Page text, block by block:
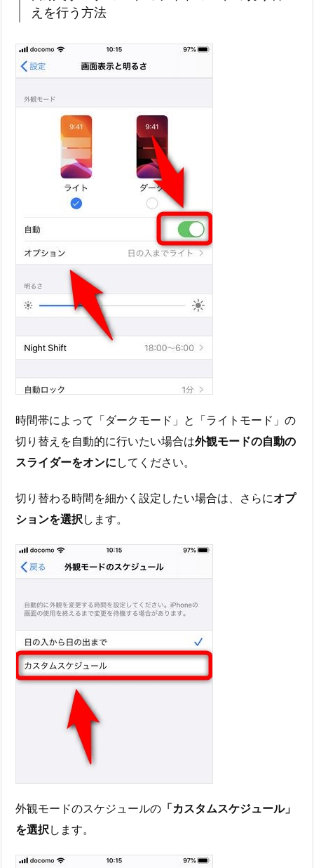
えを行う方法
時間帯によって「ダークモード」と「ライトモード」の
切り替えを自動的に行いたい場合は外観モードの自動の
スライダーをオンに してください。
切り替わる時間を細かく設定したい場合は、さらにオプ
ションを選択 します。
外観モードのスケジュールの 「カスタムスケジュール」
を選択します。